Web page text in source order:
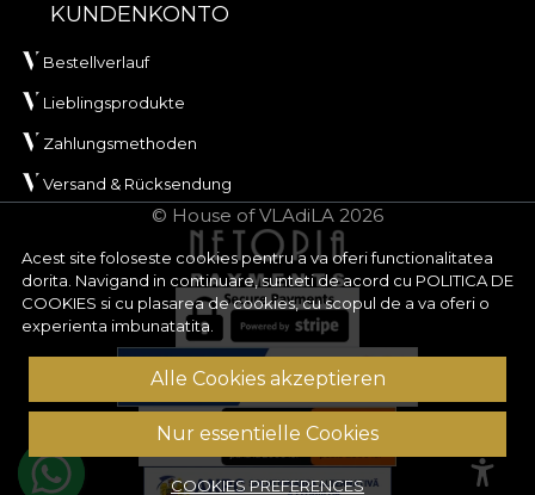
Acest site foloseste cookies pentru a va oferi functionalitatea
dorita. Navigand in continuare, sunteti de acord cu POLITICA DE
COOKIES si cu plasarea de cookies, cu scopul de a va oferi o
experienta imbunatatita.
Alle Cookies akzeptieren
Nur essentielle Cookies
COOKIES PREFERENCES
KUNDENKONTO
Bestellverlauf
Lieblingsprodukte
Zahlungsmethoden
Versand & Rücksendung
© House of VLAdiLA 2026